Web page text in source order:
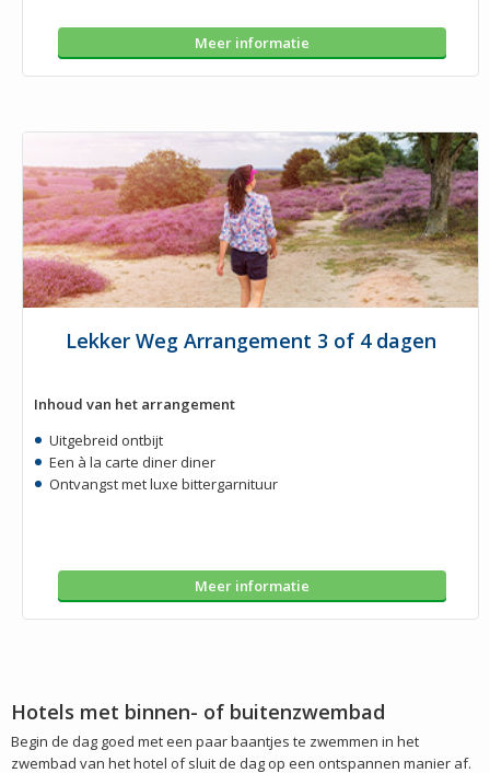
Meer informatie
Lekker Weg Arrangement 3 of 4 dagen
Inhoud van het arrangement
Uitgebreid ontbijt
Een à la carte diner diner
Ontvangst met luxe bittergarnituur
Meer informatie
Hotels met binnen- of buitenzwembad
Begin de dag goed met een paar baantjes te zwemmen in het
zwembad van het hotel of sluit de dag op een ontspannen manier af.